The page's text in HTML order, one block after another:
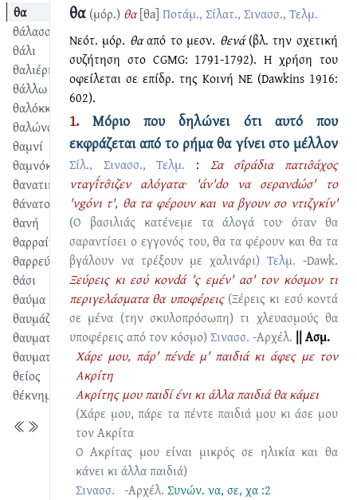
θα
θάλασσα
θάλι
θαλιέρης
θάλλω
θαλόκκο
θαλώνα
θαμνί
θαμνόκκο
θανατικό
θάνατος
θανή
θαρραίνω
θαρρεύω
θάσι
θαύμα
θαυμάζομαι
θαυματίζω
θαυματουργός
θείος
θέκνημα
θα (μόρ.) θα [θa] Ποτάμ., Σίλατ., Σινασσ., Τελμ.
Νεότ. μόρ. θααπό το μεσν. θενά(βλ. την σχετική
συζήτηση στο CGMG: 1791-1792). Η χρήση του
οφείλεται σε επίδρ. της Κοινή ΝΕ (Dawkins 1916:
602).
1.Μόριο που δηλώνει ότι αυτό που
εκφράζεται από το ρήμα θα γίνει στο μέλλον
Σίλ., Σινασσ., Τελμ. : Σα σι̂ράδια πατισ̑άχος
νταγι̂́τσ̑ιζεν αλόγατα· 'άν'dο να σερανdώσ' το
'νgόνι τ', θα τα φέρουν και να βγουν σο ντιζγκίν'
(Ο βασιλιάς κατένεμε τα άλογά του· όταν θα
σαραντίσει ο εγγονός του, θα τα φέρουν και θα τα
βγάλουν να τρέξουν με χαλινάρι)Τελμ. -Dawk.
Ξεύρεις κι εσύ κονdά 'ς εμέν' ασ' τον κόσμον τι
περιγελάσματα θα υποφέρεις (Ξέρεις κι εσύ κοντά
σε μένα (την σκυλοπρόσωπη) τι χλευασμούς θα
υποφέρεις από τον κόσμο) Σινασσ. -Αρχέλ. || Ασμ.
Χάρε μου, πάρ' πένdε μ' παιδιά κι άφες με τον
Ακρίτη
Ακρίτης μου παιδί ένι κι άλλα παιδιά θα κάμει
(Χάρε μου, πάρε τα πέντε παιδιά μου κι άσε μου
τον Ακρίτα
Ο Ακρίτας μου είναι μικρός σε ηλικία και θα
κάνει κι άλλα παιδιά)
Σινασσ. -Αρχέλ. Συνών. να, σε, χα :2